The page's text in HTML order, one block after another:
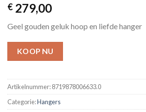
€ 279,00
Geel gouden geluk hoop en liefde hanger
KOOP NU
Artikelnummer:8719878006633.0
Categorie:Hangers